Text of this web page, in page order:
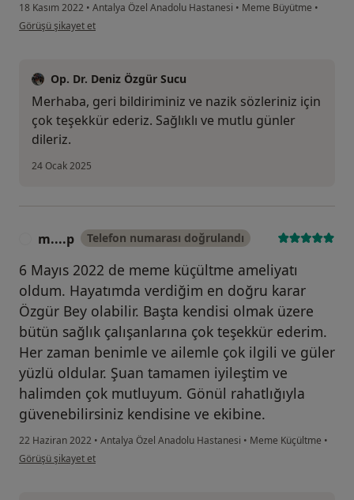
18 Kasım 2022 • Antalya Özel Anadolu Hastanesi • Meme Büyütme •
kullanıcının görüşüne göre s.....
Görüşü şikayet et
Op. Dr. Deniz Özgür Sucu
Merhaba, geri bildiriminiz ve nazik sözleriniz için
çok teşekkür ederiz. Sağlıklı ve mutlu günler
dileriz.
24 Ocak 2025
m....p Telefon numarası doğrulandı
6 Mayıs 2022 de meme küçültme ameliyatı
oldum. Hayatımda verdiğim en doğru karar
Özgür Bey olabilir. Başta kendisi olmak üzere
bütün sağlık çalışanlarına çok teşekkür ederim.
Her zaman benimle ve ailemle çok ilgili ve güler
yüzlü oldular. Şuan tamamen iyileştim ve
halimden çok mutluyum. Gönül rahatlığıyla
güvenebilirsiniz kendisine ve ekibine.
22 Haziran 2022 • Antalya Özel Anadolu Hastanesi • Meme Küçültme •
kullanıcının görüşüne göre m....p
Görüşü şikayet et